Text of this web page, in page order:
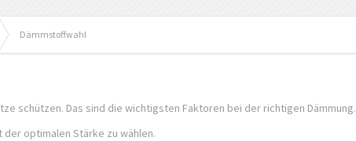
Dämmstoffwahl
schützen. Das sind die wichtigsten Faktoren bei der richtigen Dämmung.
optimalen Stärke zu wählen.